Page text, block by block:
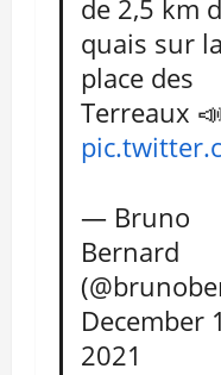
de 2,5 km
quais sur la
place des
Terreaux 📣
— Bruno
Bernard
December
2021